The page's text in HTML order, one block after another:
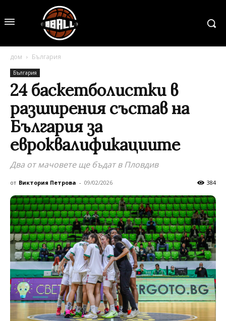
дом България
България
24 баскетболистки в
разширения състав на
България за
евроквалификациите
Два от мачовете ще бъдат в Пловдив
от Виктория Петрова - 09/02/2026 384